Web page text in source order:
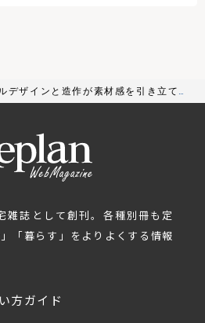
デザインと造作が素材感を引き立てる
ストの住まい
雑誌として創刊。各種別冊も定
「暮らす」をよりよくする情報
方ガイド